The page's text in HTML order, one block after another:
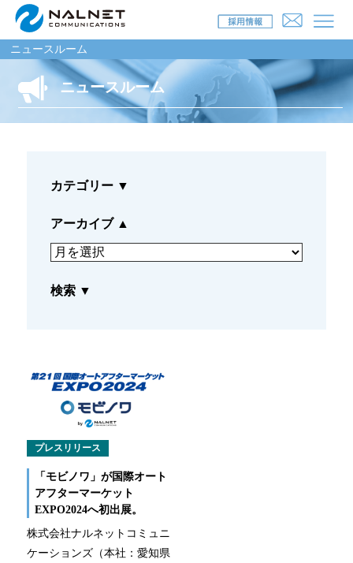
ニュースルーム
ニュースルーム
カテゴリー ▼
アーカイブ ▲
検索 ▼
プレスリリース
「モビノワ」が国際オート
アフターマーケット
EXPO2024へ初出展。
株式会社ナルネットコミュニ
ケーションズ（本社：愛知県
リース会社のお客様
自動車リース提携(LMS)
残価保証
マイカーリースサポート
車両買取
なるほどネット
緊急ロードサービス
一般企業のお客様
自動車メンテナンス受託(NMS)
自動車リース
車両買取